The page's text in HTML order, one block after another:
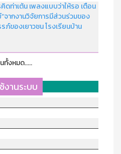
ดท่าเต้น เพลงแบบว่าให้รอ เตือน
จากงานวิจัยการมีส่วนร่วมของ
ของเยาวชน โรงเรียนบ้าน
ทั้งหมด.....
งานระบบ